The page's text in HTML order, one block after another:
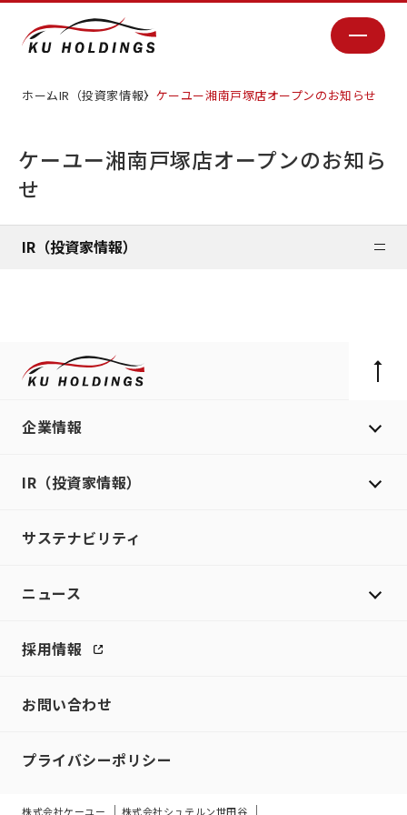
ホームIR（投資家情報） ケーユー湘南戸塚店オープンのお知らせ
ケーユー湘南戸塚店オープンのお知ら
せ
IR（投資家情報）
企業情報
IR（投資家情報）
サステナビリティ
ニュース
採用情報
お問い合わせ
プライバシーポリシー
株式会社ケーユー 株式会社シュテルン世田谷